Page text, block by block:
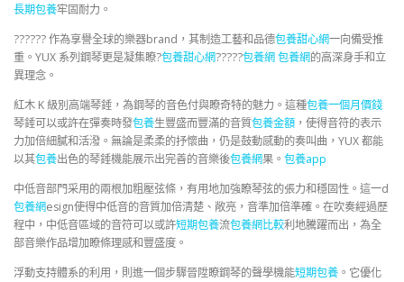
長期包養牢固耐力。
?????? 作為享譽全球的樂器brand，其制造工藝和品德包養甜心網一向備受推
重。YUX 系列鋼琴更是凝集瞭?包養甜心網?????包養網包養網的高深身手和立
異理念。
紅木 K 級別高端琴錘，為鋼琴的音色付與瞭奇特的魅力。這種包養一個月價錢
琴錘可以或許在彈奏時發包養生豐盛而豐滿的音質包養金額 ，使得音符的表示
力加倍細膩和活潑。無論是柔柔的抒懷曲，仍是鼓動感動的奏叫曲，YUX 都能
以其包養出色的琴錘機能展示出完善的音樂後包養網果。 包養app
中低音部門采用的兩根加粗壓弦條，有用地加強瞭琴弦的張力和穩固性。這一d
包養網esign使得中低音的音質加倍清楚、敞亮，音準加倍準確。在吹奏經過歷
程中，中低音區域的音符可以或許短期包養流包養網比較利地騰躍而出，為全
部音樂作品增加瞭條理感和豐盛度。
浮動支持體系的利用，則進一個步驟晉陞瞭鋼琴的聲學機能短期包養 。它優化